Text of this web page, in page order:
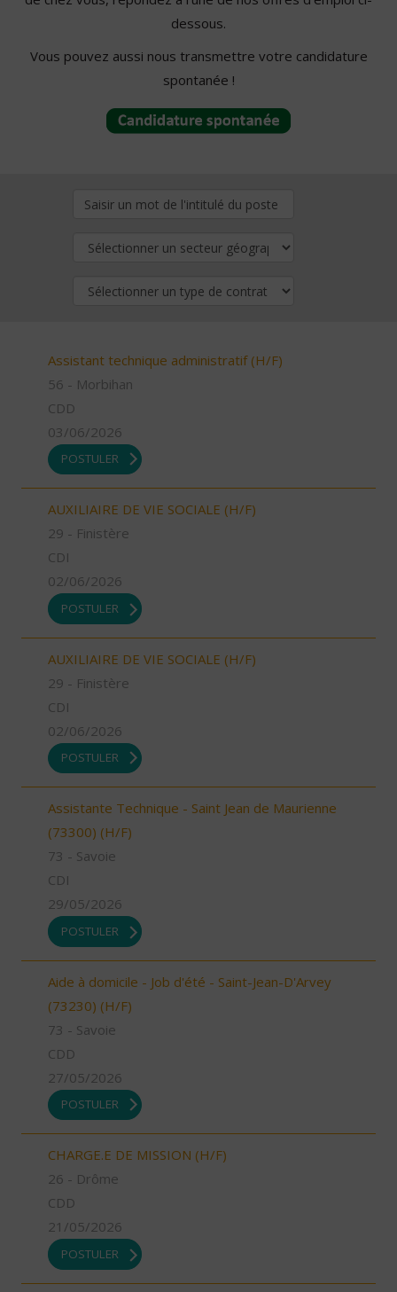
dessous.
Vous pouvez aussi nous transmettre votre candidature
spontanée !
Assistant technique administratif (H/F)
56 - Morbihan
CDD
03/06/2026
POSTULER
AUXILIAIRE DE VIE SOCIALE (H/F)
29 - Finistère
CDI
02/06/2026
POSTULER
AUXILIAIRE DE VIE SOCIALE (H/F)
29 - Finistère
CDI
02/06/2026
POSTULER
Assistante Technique - Saint Jean de Maurienne
(73300) (H/F)
73 - Savoie
CDI
29/05/2026
POSTULER
Aide à domicile - Job d'été - Saint-Jean-D'Arvey
(73230) (H/F)
73 - Savoie
CDD
27/05/2026
POSTULER
CHARGE.E DE MISSION (H/F)
26 - Drôme
CDD
21/05/2026
POSTULER